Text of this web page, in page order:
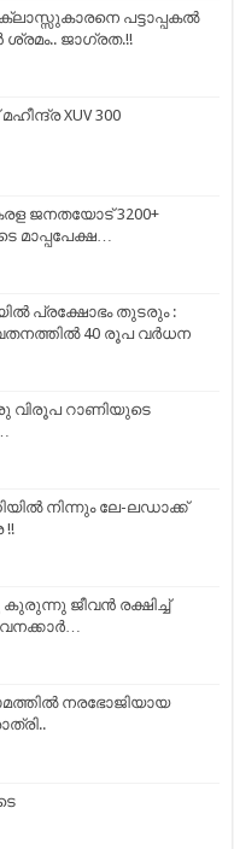
പട്ടാപ്പകല്‍
ജാഗ്രത.!!
XUV 300
ജനതയോട് 3200+
പ്രക്ഷോഭം തുടരും :
40 രൂപ വര്‍ധന
വിരൂപ റാണിയുടെ
നിന്നും ലേ-ലഡാക്ക്
ജീവൻ രക്ഷിച്ച്
നരഭോജിയായ